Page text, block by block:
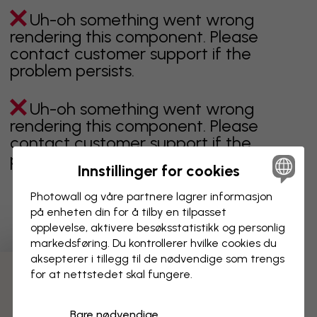
Uh-oh something went wrong
rendering this component. Please
contact customer support if the
problem persists.
Uh-oh something went wrong
rendering this component. Please
contact customer support if the
problem persists.
Viser side 1 av 1 sider
Oppdag fleire kategoriar
Innstillinger for cookies
Photowall og våre partnere lagrer informasjon
på enheten din for å tilby en tilpasset
opplevelse, aktivere besøks­statistikk og personlig
markedsføring. Du kontrollerer hvilke cookies du
aksepterer i tillegg til de nødvendige som trengs
for at nettstedet skal fungere.